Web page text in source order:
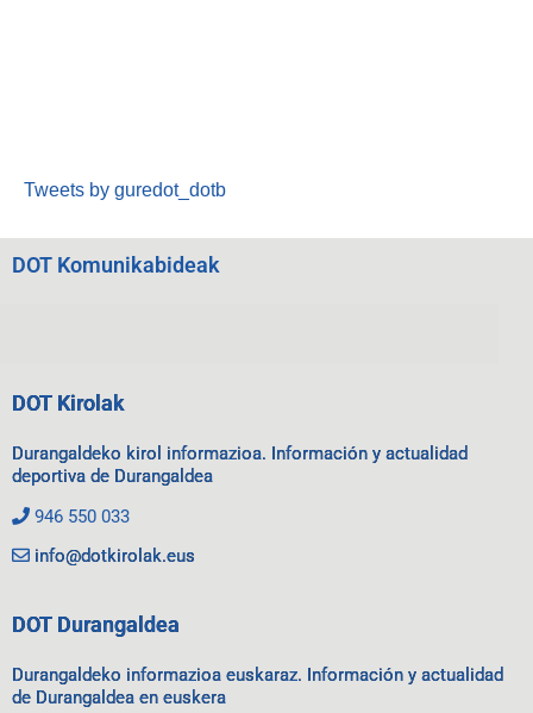
Tweets by guredot_dotb
DOT Komunikabideak
DOT Kirolak
Durangaldeko kirol informazioa. Información y actualidad
deportiva de Durangaldea
946 550 033
info@dotkirolak.eus
DOT Durangaldea
Durangaldeko informazioa euskaraz. Información y actualidad
de Durangaldea en euskera